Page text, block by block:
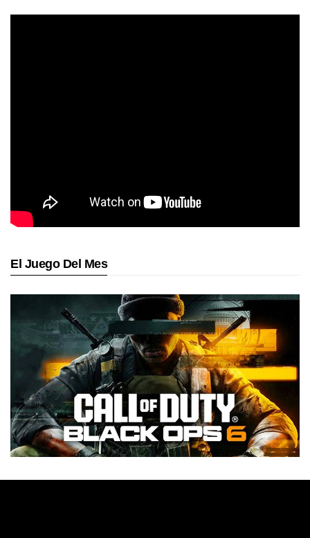
El Juego Del Mes